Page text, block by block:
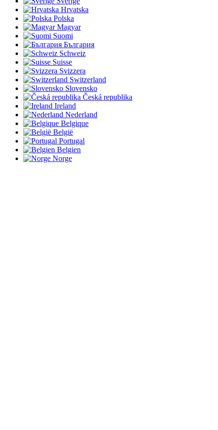
Hrvatska
Polska
Magyar
Suomi
България
Schweiz
Suisse
Svizzera
Switzerland
Slovensko
Česká republika
Ireland
Nederland
Belgique
België
Portugal
Belgien
Norge